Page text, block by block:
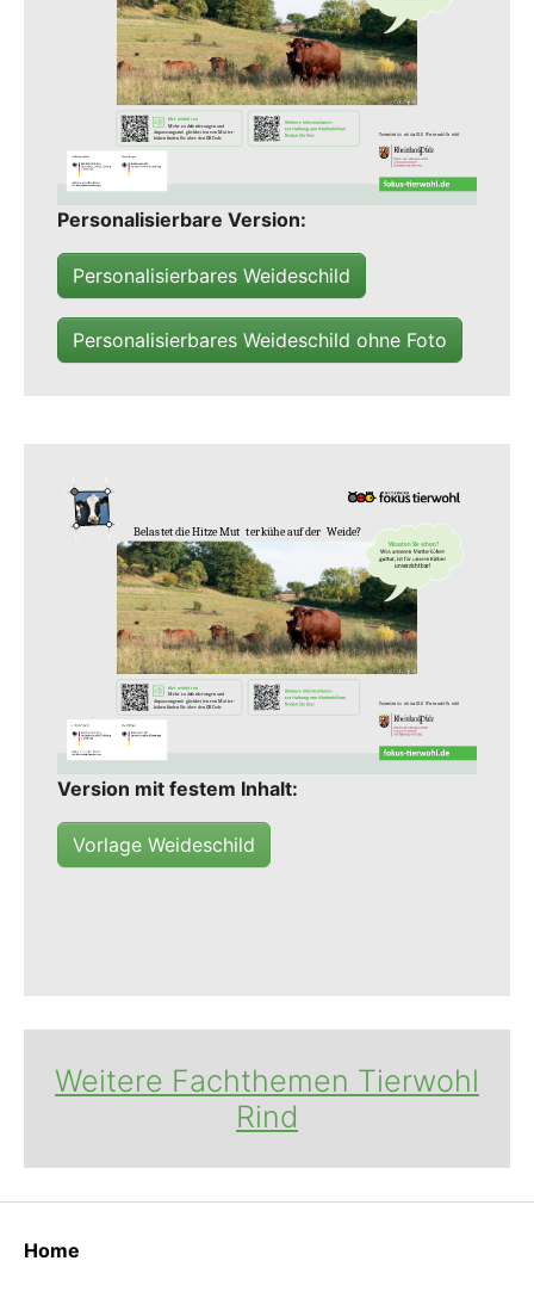
Personalisierbare Version:
Personalisierbares Weideschild
Personalisierbares Weideschild ohne Foto
Version mit festem Inhalt:
Vorlage Weideschild
Weitere Fachthemen Tierwohl
Rind
Home